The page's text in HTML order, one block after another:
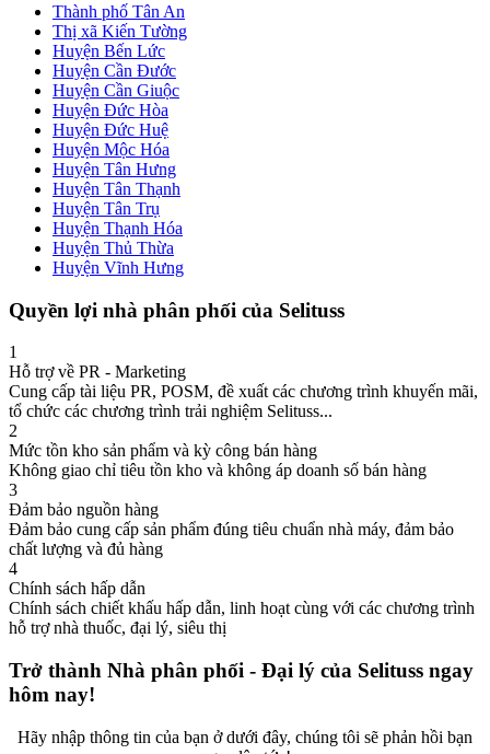
Thành phố Tân An
Thị xã Kiến Tường
Huyện Bến Lức
Huyện Cần Đước
Huyện Cần Giuộc
Huyện Đức Hòa
Huyện Đức Huệ
Huyện Mộc Hóa
Huyện Tân Hưng
Huyện Tân Thạnh
Huyện Tân Trụ
Huyện Thạnh Hóa
Huyện Thủ Thừa
Huyện Vĩnh Hưng
Quyền lợi nhà phân phối của Selituss
1
Hỗ trợ về PR - Marketing
Cung cấp tài liệu PR, POSM, đề xuất các chương trình khuyến mãi,
tổ chức các chương trình trải nghiệm Selituss...
2
Mức tồn kho sản phẩm và kỳ công bán hàng
Không giao chỉ tiêu tồn kho và không áp doanh số bán hàng
3
Đảm bảo nguồn hàng
Đảm bảo cung cấp sản phẩm đúng tiêu chuẩn nhà máy, đảm bảo
chất lượng và đủ hàng
4
Chính sách hấp dẫn
Chính sách chiết khấu hấp dẫn, linh hoạt cùng với các chương trình
hỗ trợ nhà thuốc, đại lý, siêu thị
Trở thành Nhà phân phối - Đại lý của Selituss ngay
hôm nay!
Hãy nhập thông tin của bạn ở dưới đây, chúng tôi sẽ phản hồi bạn